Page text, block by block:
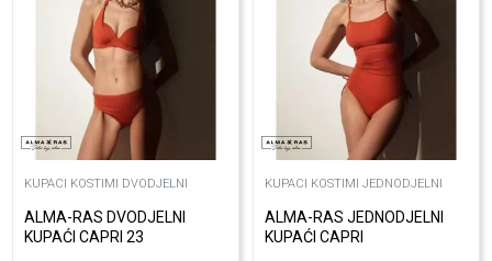
KUPACI KOSTIMI DVODJELNI
ALMA-RAS DVODJELNI
KUPAĆI CAPRI 23
KUPACI KOSTIMI JEDNODJELNI
ALMA-RAS JEDNODJELNI
KUPAĆI CAPRI